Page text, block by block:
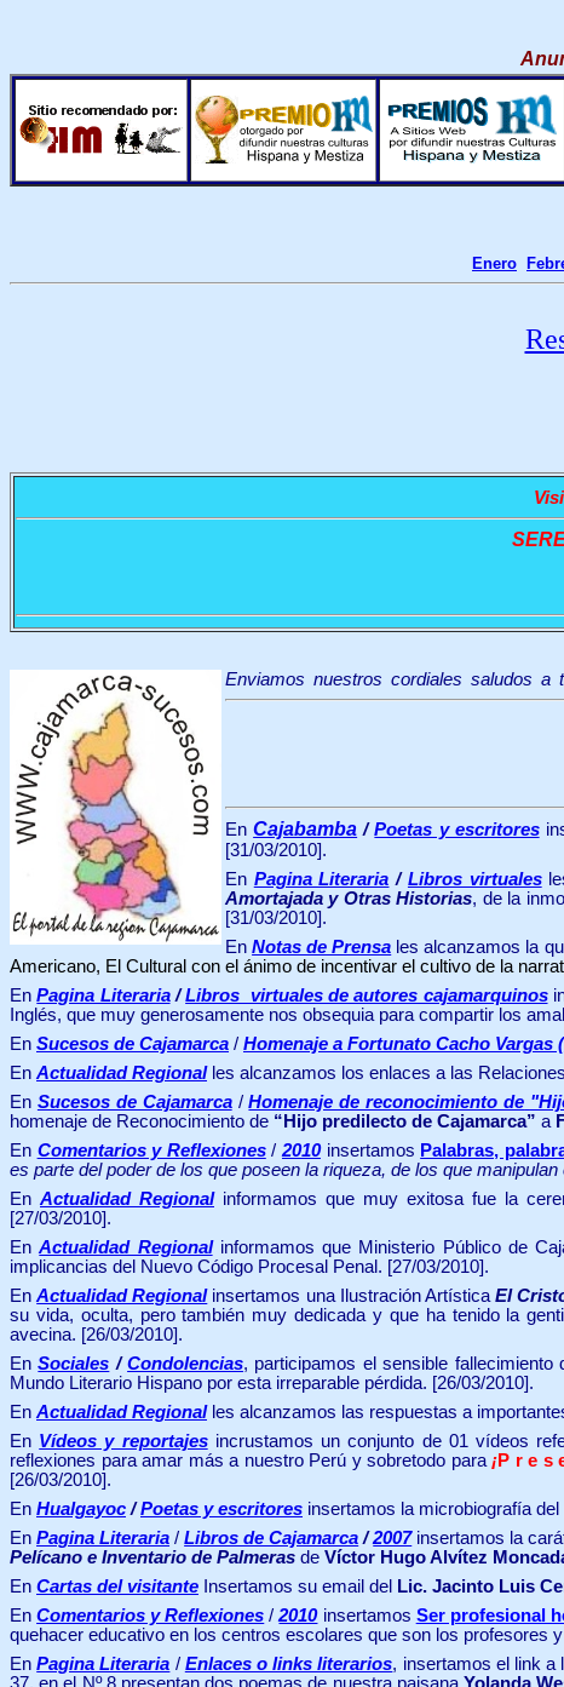
Enero
Enviamos nuestros cordiales saludos
EnCajabamba /Poetas y escritores
[31/03/2010].
En Pagina Literaria / Libros virtuales
Amortajada y Otras Historias, de la
[31/03/2010].
EnNotas de Prensa les alcanzamos la
Americano, El Cultural con el ánimo de incentivar el cultivo de la
EnPagina Literaria /Libros virtuales de autores cajamarquinos
Inglés, que muy generosamente nos obsequia para compartir los
En Sucesos de Cajamarca / Homenaje a Fortunato Cacho Vargas
En Actualidad Regionalles alcanzamos los enlaces a las
En Sucesos de Cajamarca/Homenaje de reconocimiento de
homenaje de Reconocimiento de “Hijo predilecto de Cajamarca” a
En Comentarios y Reflexiones/ 2010insertamos Palabras,
es parte del poder de los que poseen la riqueza, de los que manipulan
En Actualidad Regionalinformamos que muy exitosa fue la
[27/03/2010].
EnActualidad Regionalinformamos que Ministerio Público de
implicancias del Nuevo Código Procesal Penal. [27/03/2010].
EnActualidad Regional insertamos una Ilustración ArtísticaEl
su vida, oculta, pero también muy dedicada y que ha tenido la
avecina. [26/03/2010].
EnSociales /Condolencias, participamos el sensible fallecimiento
Mundo Literario Hispano por esta irreparable pérdida. [26/03/2010].
En Actualidad Regionalles alcanzamos las respuestas a
En Vídeos y reportajesincrustamos un conjunto de 01 vídeos
reflexiones para amar más a nuestro Perú y sobretodo para ¡P r e s
[26/03/2010].
En Hualgayoc /Poetas y escritores insertamos la microbiografía
EnPagina Literaria /Libros de Cajamarca /2007insertamos la
Pelícano e Inventario de Palmeras de Víctor Hugo Alvítez
En Cartas del visitante Insertamos su email del Lic. Jacinto Luis
EnComentarios y Reflexiones /2010 insertamos Ser profesional
quehacer educativo en los centros escolares que son los profesores
EnPagina Literaria / Enlaces o links literarios, insertamos el link a